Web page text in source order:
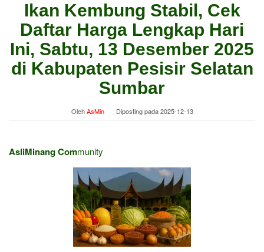
Ikan Kembung Stabil, Cek
Daftar Harga Lengkap Hari
Ini, Sabtu, 13 Desember 2025
di Kabupaten Pesisir Selatan
Sumbar
OlehAsMin Diposting pada2025-12-13
AsliMinang Community